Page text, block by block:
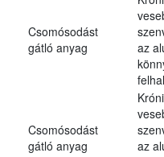
Csomósodást
gátló anyag
az
Csomósodást
gátló anyag
az